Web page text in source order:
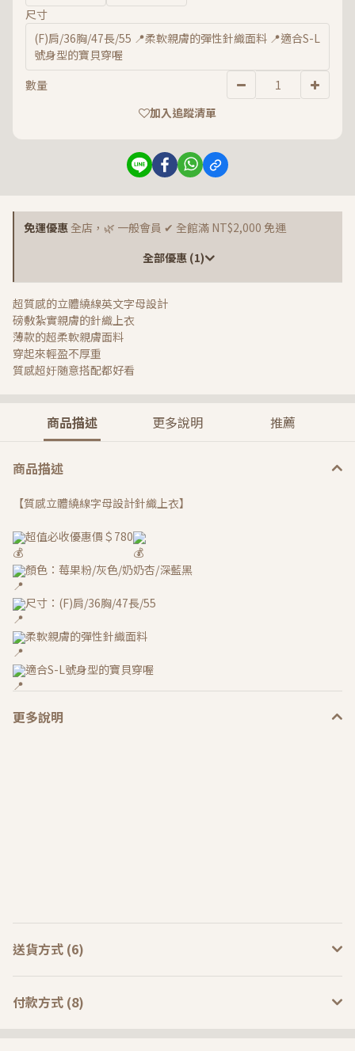
尺寸
(F)肩/36胸/47長/55 📍柔軟親膚的彈性針織面料 📍適合S-L
號身型的寶貝穿喔
數量
加入追蹤清單
免運優惠 全店，🌿 一般會員 ✔ 全館滿 NT$2,000 免運
全部優惠 (1)
超質感的立體繞線英文字母設計
磅敷紮實親膚的針織上衣
薄款的超柔軟親膚面料
穿起來輕盈不厚重
質感超㚥随意搭配都好看
商品描述 更多說明 推薦
商品描述
【質感立體繞線字母設計針織上衣】
超值必收優惠價＄780
顏色：莓果粉/灰色/奶奶杏/深藍黑
尺寸：(F)肩/36胸/47長/55
柔軟親膚的彈性針織面料
適合S-L號身型的寶貝穿喔
更多說明
送貨方式 (6)
付款方式 (8)